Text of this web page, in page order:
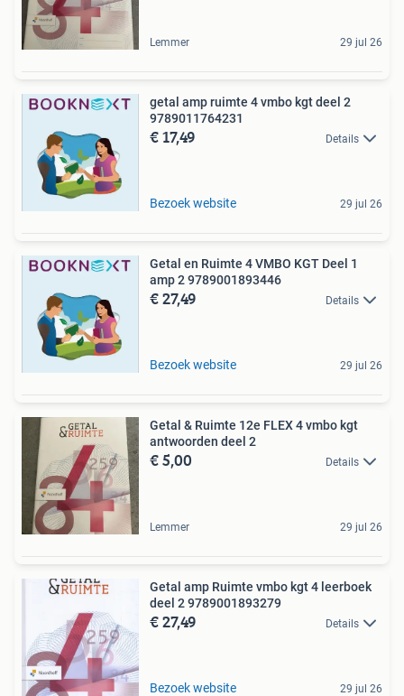
Lemmer 29 jul 26
getal amp ruimte 4 vmbo kgt deel 2
9789011764231
€ 17,49 Details
Bezoek website 29 jul 26
Getal en Ruimte 4 VMBO KGT Deel 1
amp 2 9789001893446
€ 27,49 Details
Bezoek website 29 jul 26
Getal & Ruimte 12e FLEX 4 vmbo kgt
antwoorden deel 2
€ 5,00 Details
Lemmer 29 jul 26
Getal amp Ruimte vmbo kgt 4 leerboek
deel 2 9789001893279
€ 27,49 Details
Bezoek website 29 jul 26